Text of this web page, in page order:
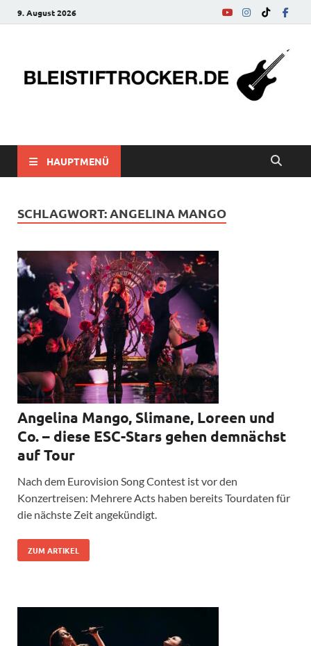
9. August 2026
bleistiftrocker.de
HAUPTMENÜ
SCHLAGWORT:ANGELINA MANGO
Angelina Mango, Slimane, Loreen und
Co. – diese ESC-Stars gehen demnächst
auf Tour
Nach dem Eurovision Song Contest ist vor den
Konzertreisen: Mehrere Acts haben bereits Tourdaten für
die nächste Zeit angekündigt.
ZUM ARTIKEL